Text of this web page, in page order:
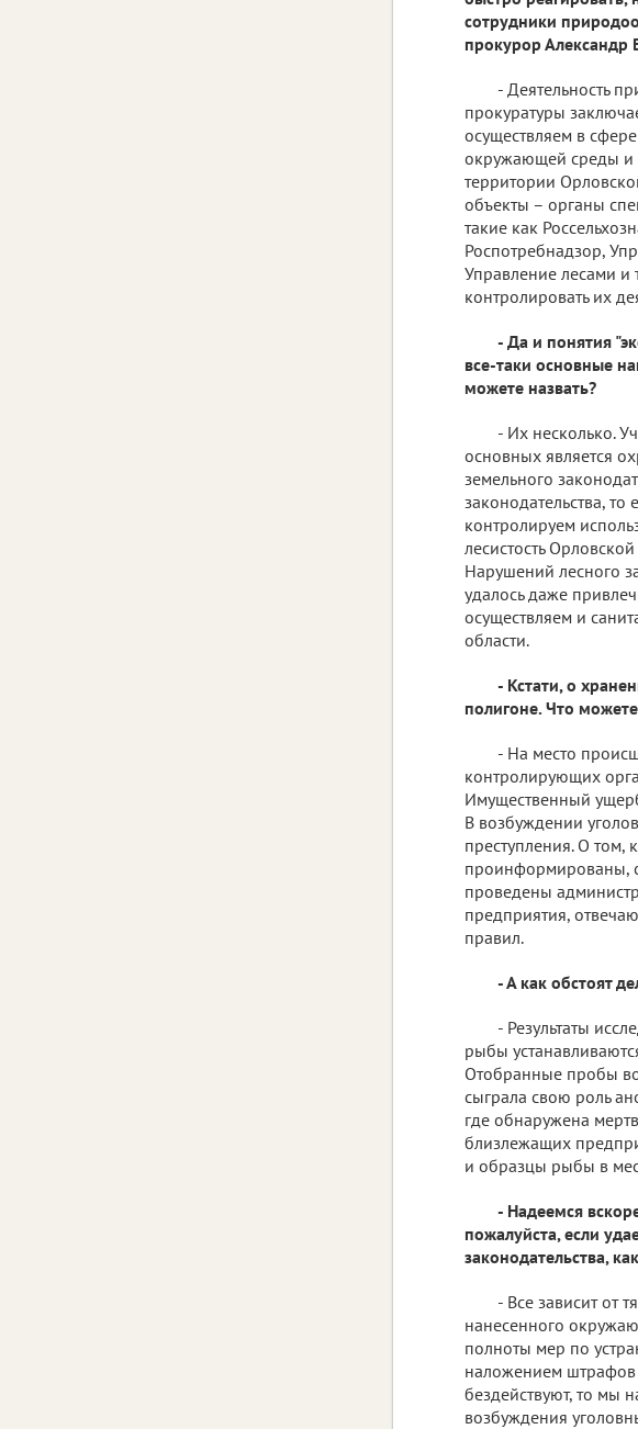
сотрудники
прокурор Александр
- Деятельность
прокуратуры
осуществляем в
окружающей среды и
территории
объекты – органы
такие как
Роспотребнадзор,
Управление лесами
контролировать их
- Да и понятия
все-таки основные
можете назвать?
- Их несколько.
основных является
земельного
законодательства,
контролируем
лесистость
Нарушений лесного
удалось даже
осуществляем и
области.
- Кстати, о
полигоне. Что
- На место
контролирующих
Имущественный
В возбуждении
преступления. О том,
проинформированы,
проведены
предприятия,
правил.
- А как обстоят
- Результаты
рыбы
Отобранные пробы
сыграла свою роль
где обнаружена
близлежащих
и образцы рыбы в
- Надеемся
пожалуйста, если
законодательства,
- Все зависит от
нанесенного
полноты мер по
наложением штрафов
бездействуют, то мы
возбуждения